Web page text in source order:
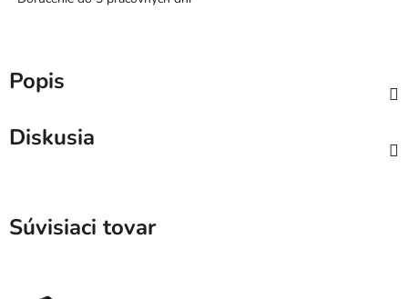
Popis
Diskusia
Súvisiaci tovar